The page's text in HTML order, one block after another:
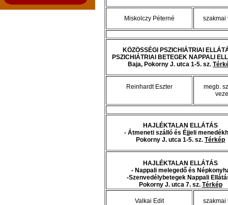
Miskolczy Péterné szakmai
KÖZÖSSÉGI PSZICHIÁTRIAI
PSZICHIÁTRIAI BETEGEK NAPPALI
Baja, Pokorny J. utca 1-5. sz.
Reinhardt Eszter
megb.
HAJLÉKTALAN ELLÁTÁS
- Átmeneti szálló és Éjjeli
Pokorny J. utca 1-5. sz. Térkép
HAJLÉKTALAN ELLÁTÁS
- Nappali melegedő és
-Szenvedélybetegek Nappali
Pokorny J. utca 7. sz. Térkép
Valkai Edit szakmai